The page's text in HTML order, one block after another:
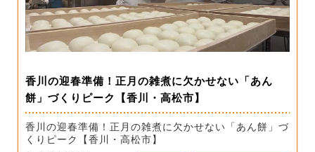
香川の迎春準備！正月の雑煮に欠かせない「あん
餅」づくりピーク【香川・高松市】
香川の迎春準備！正月の雑煮に欠かせない「あん餅」づ
くりピーク【香川・高松市】